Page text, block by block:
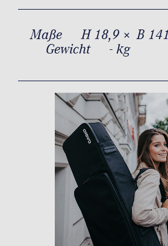
Maße
H 18,9 × B
Gewicht
- kg